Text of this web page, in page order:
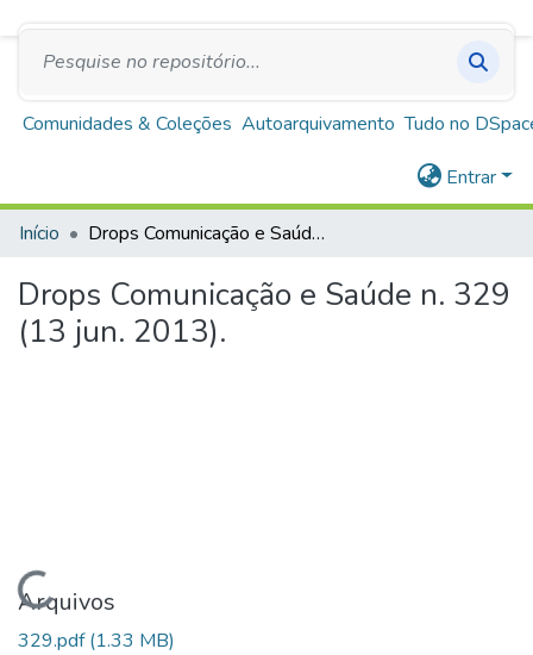
Repositório Institucional Escola de Saúde Pública
de Minas Gerais
Comunidades & Coleções Autoarquivamento Tudo no
Entrar
Início Drops Comunicação e Saúde n. 329 (13 jun. 2013).
Drops Comunicação e Saúde n. 329
(13 jun. 2013).
Carregando...
Arquivos
329.pdf(1.33 MB)